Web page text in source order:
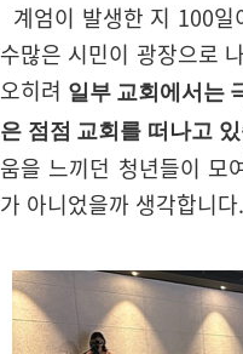
계엄이 발생한 지 100
수많은 시민이 광장으로
오히려 일부 교회에서는
은 점점 교회를 떠나고
움을 느끼던 청년들이 모
가 아니었을까 생각합니다.